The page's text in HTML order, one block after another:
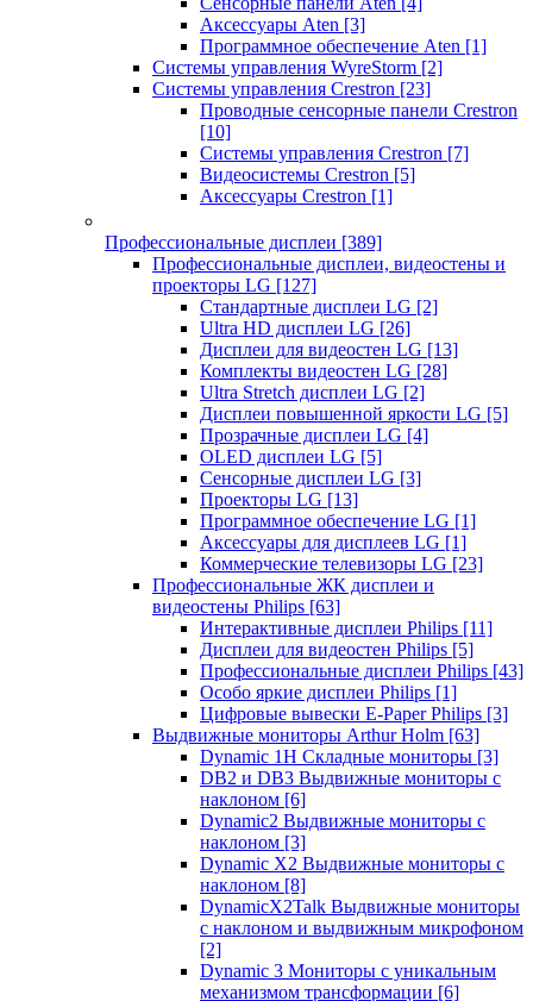
Аксессуары Aten [3]
Программное обеспечение Aten [1]
Системы управления WyreStorm [2]
Системы управления Crestron [23]
Проводные сенсорные панели Crestron
[10]
Системы управления Crestron [7]
Видеосистемы Crestron [5]
Аксессуары Crestron [1]
Профессиональные дисплеи [389]
Профессиональные дисплеи, видеостены и
проекторы LG [127]
Стандартные дисплеи LG [2]
Ultra HD дисплеи LG [26]
Дисплеи для видеостен LG [13]
Комплекты видеостен LG [28]
Ultra Stretch дисплеи LG [2]
Дисплеи повышенной яркости LG [5]
Прозрачные дисплеи LG [4]
OLED дисплеи LG [5]
Сенсорные дисплеи LG [3]
Проекторы LG [13]
Программное обеспечение LG [1]
Аксессуары для дисплеев LG [1]
Коммерческие телевизоры LG [23]
Профессиональные ЖК дисплеи и
видеостены Philips [63]
Интерактивные дисплеи Philips [11]
Дисплеи для видеостен Philips [5]
Профессиональные дисплеи Philips [43]
Особо яркие дисплеи Philips [1]
Цифровые вывески E-Paper Philips [3]
Выдвижные мониторы Arthur Holm [63]
Dynamic 1Н Складные мониторы [3]
DB2 и DB3 Выдвижные мониторы с
наклоном [6]
Dynamic2 Выдвижные мониторы с
наклоном [3]
Dynamic X2 Выдвижные мониторы с
наклоном [8]
DynamicX2Talk Выдвижные мониторы
с наклоном и выдвижным микрофоном
[2]
Dynamic 3 Мониторы с уникальным
механизмом трансформации [6]